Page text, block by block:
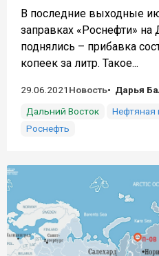
В последние выходные
заправках «Роснефти»
поднялись – прибавка
копеек за литр. Такое...
29.06.2021 Новость
Дарья
Дальний Восток
Роснефть